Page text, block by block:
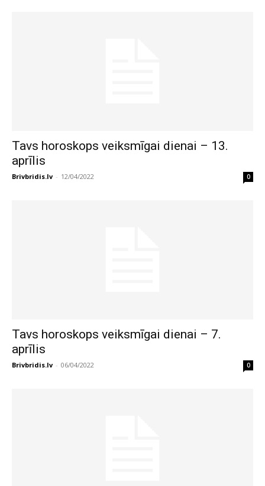
Tavs horoskops veiksmīgai dienai – 13.
aprīlis
Brivbridis.lv - 12/04/2022 0
Tavs horoskops veiksmīgai dienai – 7.
aprīlis
Brivbridis.lv - 06/04/2022 0